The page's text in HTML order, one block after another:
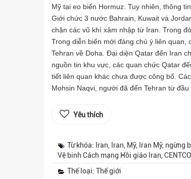
Mỹ tại eo biển Hormuz. Tuy nhiên, thông
Giới chức 3 nước Bahrain, Kuwait và
chặn các vũ khí xâm nhập từ Iran. Trong
Trong diễn biến mới đáng chú ý liên
Tehran về Doha. Đại diện Qatar đến Iran
nguồn tin khu vực, các quan chức Qatar
tiết liên quan khác chưa được công bố.
Mohsin Naqvi, người đã đến Tehran từ
Yêu thích
Từ khóa: Iran, Iran, Mỹ, Iran Mỹ, ngừng
Vệ binh Cách mạng Hồi giáo Iran,
Thể loại: Thế giới